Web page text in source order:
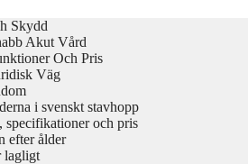
Skydd
Akut Vård
Och Pris
Väg
i svenskt stavhopp
specifikationer och pris
efter ålder
lagligt